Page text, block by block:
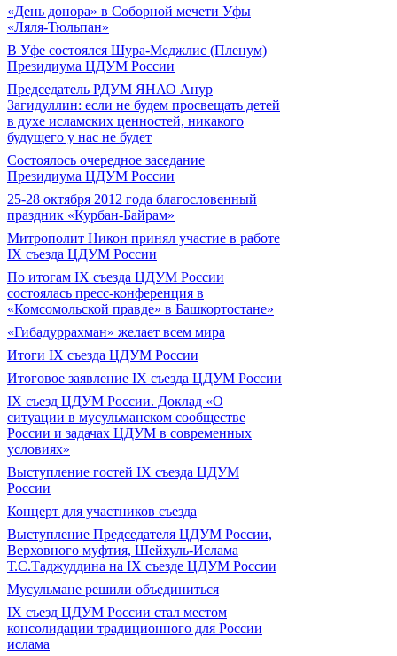
«День донора» в Соборной мечети Уфы
«Ляля-Тюльпан»
В Уфе состоялся Шура-Меджлис (Пленум)
Президиума ЦДУМ России
Председатель РДУМ ЯНАО Анур
Загидуллин: если не будем просвещать детей
в духе исламских ценностей, никакого
будущего у нас не будет
Состоялось очередное заседание
Президиума ЦДУМ России
25-28 октября 2012 года благословенный
праздник «Курбан-Байрам»
Митрополит Никон принял участие в работе
IX съезда ЦДУМ России
По итогам IX съезда ЦДУМ России
состоялась пресс-конференция в
«Комсомольской правде» в Башкортостане»
«Гибадуррахман» желает всем мира
Итоги IX cъезда ЦДУМ России
Итоговое заявление IX съезда ЦДУМ России
IX съезд ЦДУМ России. Доклад «О
ситуации в мусульманском сообществе
России и задачах ЦДУМ в современных
условиях»
Выступление гостей IX съезда ЦДУМ
России
Концерт для участников съезда
Выступление Председателя ЦДУМ России,
Верховного муфтия, Шейхуль-Ислама
Т.С.Таджуддина на IX съезде ЦДУМ России
Мусульмане решили объединиться
IX съезд ЦДУМ России стал местом
консолидации традиционного для России
ислама